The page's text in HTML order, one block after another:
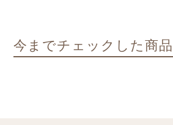
今までチェックした商品